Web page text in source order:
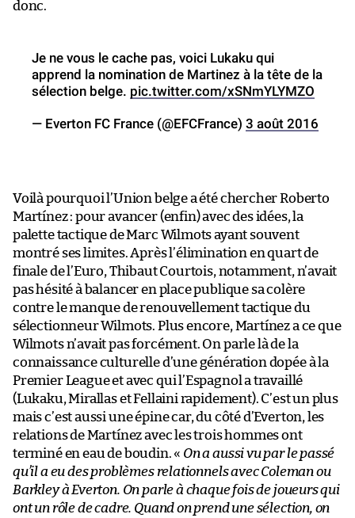
donc.
Je ne vous le cache pas, voici Lukaku qui
apprend la nomination de Martinez à la tête de la
sélection belge. pic.twitter.com/xSNmYLYMZO
— Everton FC France (@EFCFrance) 3 août 2016
Voilà pourquoi l’Union belge a été chercher Roberto
Martínez : pour avancer (enfin) avec des idées, la
palette tactique de Marc Wilmots ayant souvent
montré ses limites. Après l’élimination en quart de
finale de l’Euro, Thibaut Courtois, notamment, n’avait
pas hésité à balancer en place publique sa colère
contre le manque de renouvellement tactique du
sélectionneur Wilmots. Plus encore, Martínez a ce que
Wilmots n’avait pas forcément. On parle là de la
connaissance culturelle d’une génération dopée à la
Premier League et avec qui l’Espagnol a travaillé
(Lukaku, Mirallas et Fellaini rapidement). C’est un plus
mais c’est aussi une épine car, du côté d’Everton, les
relations de Martínez avec les trois hommes ont
terminé en eau de boudin. « On a aussi vu par le passé
qu’il a eu des problèmes relationnels avec Coleman ou
Barkley à Everton. On parle à chaque fois de joueurs qui
ont un rôle de cadre. Quand on prend une sélection, on